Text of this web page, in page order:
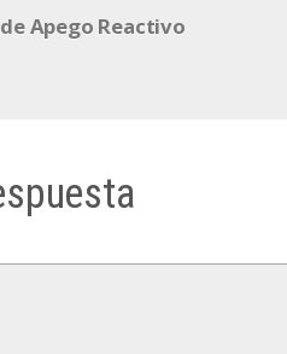
Apego Reactivo